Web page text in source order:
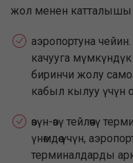
жол менен катталышы
аэропортуна
качууга
биринчи жолу
кабыл кылуу үчүн
өзүн-өзү тейлөөчү
үнөмдөө үчүн,
терминалдарды